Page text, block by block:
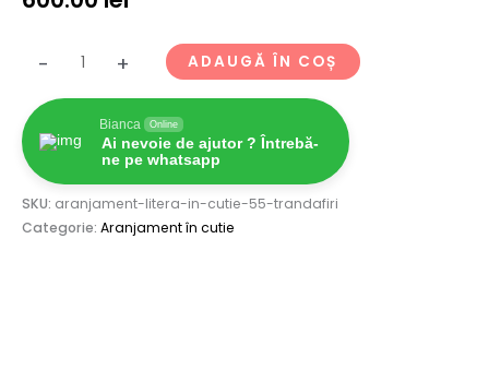
- + ADAUGĂ ÎN COȘ
Bianca Online
Ai nevoie de ajutor ? Întrebă-
ne pe whatsapp
SKU: aranjament-litera-in-cutie-55-trandafiri
Categorie: Aranjament în cutie